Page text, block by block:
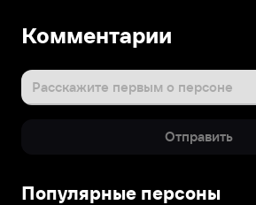
Комментарии
Расскажите первым о персоне
Отправить
Популярные персоны